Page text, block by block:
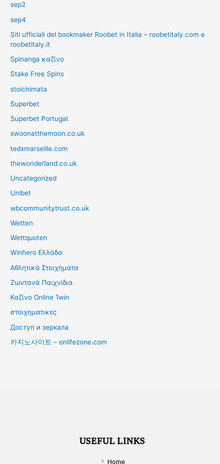
sep2
sep4
Siti ufficiali del bookmaker Roobet in Italia – roobetitaly.com e
roobetitaly.it
Spinanga καζίνο
Stake Free Spins
stoichimata
Superbet
Superbet Portugal
swoonatthemoon.co.uk
tedxmarseille.com
thewonderland.co.uk
Uncategorized
Unibet
wbcommunitytrust.co.uk
Wetten
Wettquoten
Winhero Ελλάδα
Αθλητικά Στοιχήματα
Ζωντανά Παιχνίδια
Καζίνο Online 1win
στοιχηματικες
Доступ и зеркала
카지노사이트 – onlifezone.com
USEFUL LINKS
Home